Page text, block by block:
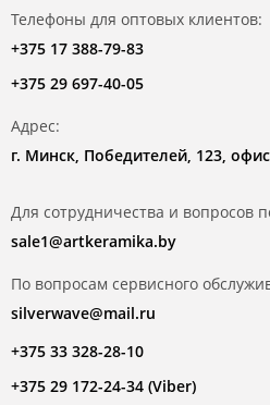
Телефоны для оптовых клиентов:
+375 17 388-79-83
+375 29 697-40-05
Адрес:
г. Минск, Победителей, 123,
Для сотрудничества и вопросов
sale1@artkeramika.by
По вопросам сервисного
silverwave@mail.ru
+375 33 328-28-10
+375 29 172-24-34 (Viber)